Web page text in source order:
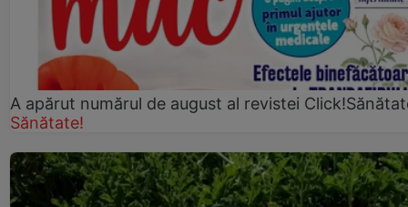
A apărut numărul de august al revistei
Sănătate!